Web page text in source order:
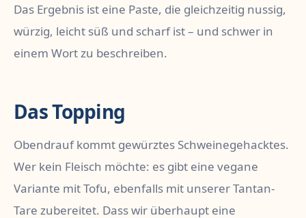
Das Ergebnis ist eine Paste, die gleichzeitig nussig,
würzig, leicht süß und scharf ist – und schwer in
einem Wort zu beschreiben.
Das Topping
Obendrauf kommt gewürztes Schweinegehacktes.
Wer kein Fleisch möchte: es gibt eine vegane
Variante mit Tofu, ebenfalls mit unserer Tantan-
Tare zubereitet. Dass wir überhaupt eine